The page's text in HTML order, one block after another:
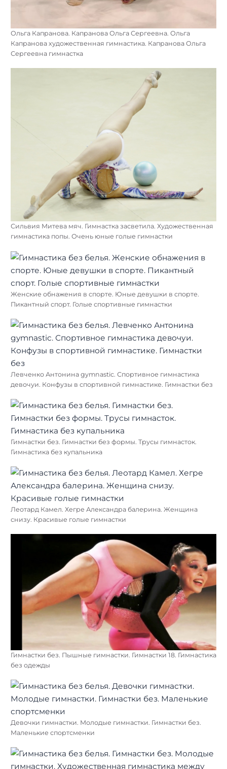
Ольга Капранова. Капранова Ольга Сергеевна. Ольга
Капранова художественная гимнастика. Капранова Ольга
Сергеевна гимнастка
Сильвия Митева мяч. Гимнастка засветила. Художественная
гимнастика попы. Очень юные голые гимнастки
Женские обнажения в спорте. Юные девушки в спорте.
Пикантный спорт. Голые спортивные гимнастки
Левченко Антонина gymnastic. Спортивное гимнастика
девочуи. Конфузы в спортивной гимнастике. Гимнастки без
Гимнастки без. Гимнастки без формы. Трусы гимнасток.
Гимнастика без купальника
Леотард Камел. Хегре Александра балерина. Женщина
снизу. Красивые голые гимнастки
Гимнастки без. Пышные гимнастки. Гимнастки 18. Гимнастика
без одежды
Девочки гимнастки. Молодые гимнастки. Гимнастки без.
Маленькие спортсменки